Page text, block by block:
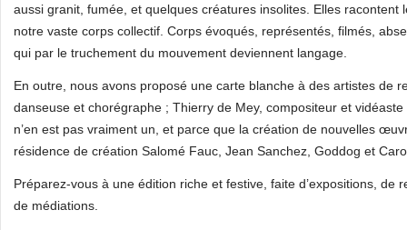
aussi granit, fumée, et quelques créatures insolites. Elles
notre vaste corps collectif. Corps évoqués, représentés, filmés,
qui par le truchement du mouvement deviennent langage.
En outre, nous avons proposé une carte blanche à des artistes de
danseuse et chorégraphe ; Thierry de Mey, compositeur et
n’en est pas vraiment un, et parce que la création de nouvelles
résidence de création Salomé Fauc, Jean Sanchez, Goddog et
Préparez-vous à une édition riche et festive, faite d’expositions,
de médiations.